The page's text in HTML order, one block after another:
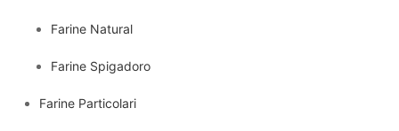
Farine Natural
Farine Spigadoro
Farine Particolari